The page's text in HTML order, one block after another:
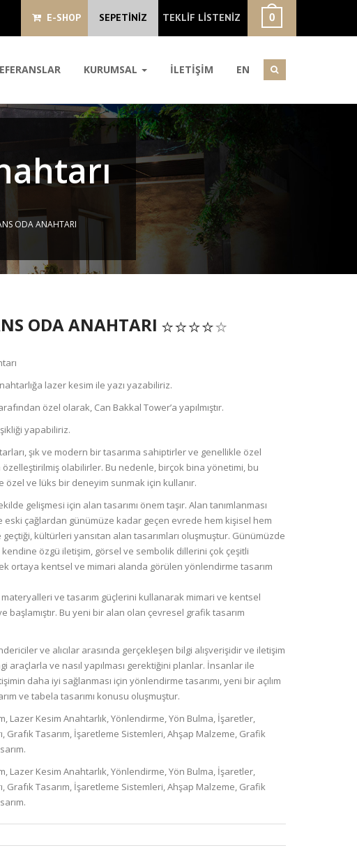
E-SHOP SEPETİNİZ TEKLİF LİSTENİZ
KURUMSAL İLETİŞİM EN
ODA ANAHTARI
ODA ANAHTARI
lazer kesim ile yazı yazabiliriz.
özel olarak, Can Bakkal Tower’a yapılmıştır.
yapabiliriz.
şık ve modern bir tasarıma sahiptirler ve genellikle özel
olabilirler. Bu nedenle, birçok bina yönetimi, bu
özel ve lüks bir deneyim sunmak için kullanır.
gelişmesi için alan tasarımı önem taşır. Alan tanımlanması
eski çağlardan günümüze kadar geçen evrede hem kişisel hem
kültürleri yansıtan alan tasarımları oluşmuştur. Günümüzde
kendine özgü iletişim, görsel ve sembolik dillerini çok çeşitli
ortaya kentsel ve mimari alanda görülen yönlendirme tasarım
materyalleri ve tasarım güçlerini kullanarak mimari ve kentsel
başlamıştır. Bu yeni bir alan olan çevresel grafik tasarım
ve alıcılar arasında gerçekleşen bilgi alışverişidir ve iletişim
araçlarla ve nasıl yapılması gerektiğini planlar. İnsanlar ile
daha iyi sağlanması için yönlendirme tasarımı, yeni bir açılım
ve tabela tasarımı konusu oluşmuştur.
Lazer Kesim Anahtarlık, Yönlendirme, Yön Bulma, İşaretler,
Grafık Tasarım, İşaretleme Sistemleri, Ahşap Malzeme, Grafik
Lazer Kesim Anahtarlık, Yönlendirme, Yön Bulma, İşaretler,
Grafık Tasarım, İşaretleme Sistemleri, Ahşap Malzeme, Grafik